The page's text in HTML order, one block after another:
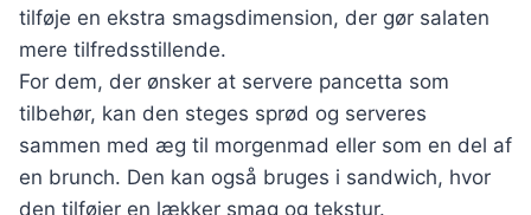
tilføje en ekstra smagsdimension, der gør salaten
mere tilfredsstillende.
For dem, der ønsker at servere pancetta som
tilbehør, kan den steges sprød og serveres
sammen med æg til morgenmad eller som en del af
en brunch. Den kan også bruges i sandwich, hvor
den tilføjer en lækker smag og tekstur.